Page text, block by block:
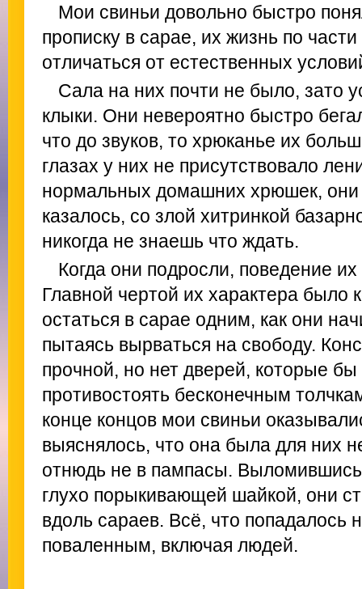
Мои свиньи довольно быстро
прописку в сарае, их жизнь по
отличаться от естественных
Сала на них почти не было, зато
клыки. Они невероятно быстро
что до звуков, то хрюканье их
глазах у них не присутствовало
нормальных домашних хрюшек, они
казалось, со злой хитринкой
никогда не знаешь что ждать.
Когда они подросли, поведение
Главной чертой их характера было
остаться в сарае одним, как они
пытаясь вырваться на свободу.
прочной, но нет дверей, которые бы
противостоять бесконечным
конце концов мои свиньи
выяснялось, что она была для них
отнюдь не в пампасы.
глухо порыкивающей шайкой, они
вдоль сараев. Всё, что попадалось
поваленным, включая людей.